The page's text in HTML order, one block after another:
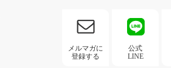
メルマガに
登録する
公式
LINE